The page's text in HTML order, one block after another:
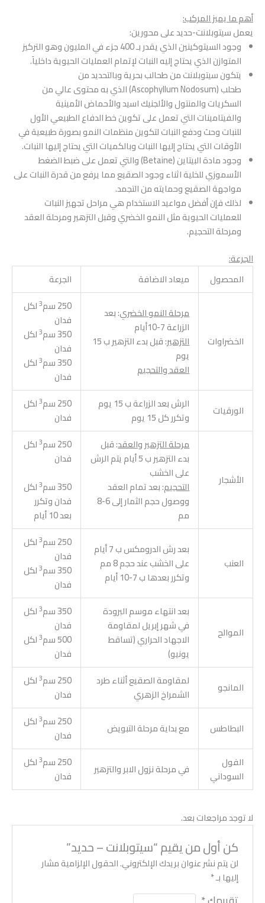
أهم ما يميز المركب:
يعمل سيتوبلانت-حديد على محورين:
وجود السيتوكينين الذي يقدر بـ 400 جزء في المليون وهو التركيز
المتوازن الذي يحتاج إليه النبات لإتمام العمليات الحيوية داخلياَ.
يتكون سيتوبلانت من طحالب بحرية وبالتحديد من
طحلب (Ascophyllum Nodosum) الذي به محتوى عالي من
السكريات والمنتول والألجنيك اسيد والأحماض الأمينية
والفيتامينات التي تعمل على تكوين خط الدفاع الطبيعي الأول
للنبات وحث ودفع النبات لتكوين منظمات النمو بصورة طبيعية في
الأوقات التي يحتاج إليها النبات وبالكميات التي يحتاج إليها النبات.
وجود مادة البيتاين (Betaine) والتي تعمل على ضبط الضغط
الأسموزي للخلية اثناء وجود الصقيع مما يرفع من قدرة النبات على
مواجهة الصقيع وحمايته من التجمد.
لذلك فإن أفضل مواعيد الاستخدام هي مراحل تجهيز النبات
للعمليات الحيوية مثل النمو الخضري وقبل التزهير ومرحلة العقد
ومرحلة التحجيم.
الجرعة:
المحصول
ميعاد الاضافة الجرعة
الخضراوات
مرحلة النمو الخضري: بعد
الزراعة 7-10أيام
التزهير
: قبل بدء التزهير ب 15
يوم
العقد والتحجيم
250 سم 3لكل
فدان
350 سم
3لكل
فدان
350 سم
3لكل
فدان
الورقيات
الرش بعد الزراعة ب 15 يوم
وتكرر كل 15 يوم
250 سم 3لكل
فدان
الأشجار
مرحلة التزهير والعقد: قبل
بدء التزهير ب 5 أيام يتم الرش
على الخشب
التحجيم: بعد تمام العقد
ووصول حجم الثمار إلى 6-8
مم
250 سم 3لكل
فدان
350 سم
3لكل
فدان وتكرر
بعد 10 أيام
العنب
بعد رش الدرومكس ب 7 أيام
على الخشب عند حجم 8 مم
وتكرر بعدها ب 7-10 أيام
250 سم 3لكل
فدان
350 سم
3لكل
فدان
الموالح
بعد انتهاء موسم البرودة
في شهر إبريل لمقاومة
الاجهاد الحراري (تساقط
يونيو)
350 سم 3لكل
فدان
500 سم
3لكل
فدان
المانجو
لمقاومة الصقيع أثناء طرد
الشمراخ الزهري
250 سم 3لكل
فدان
البطاطس مع بداية مرحلة التبويض 250 سم 3لكل
فدان
الفول
السوداني
في مرحلة نزول الابر والتزهير 250 سم 3لكل
فدان
لا توجد مراجعات بعد.
كن أول من يقيم “سيتوبلانت – حديد”
لن يتم نشر عنوان بريدك الإلكتروني.الحقول الإلزامية مشار
إليها بـ*